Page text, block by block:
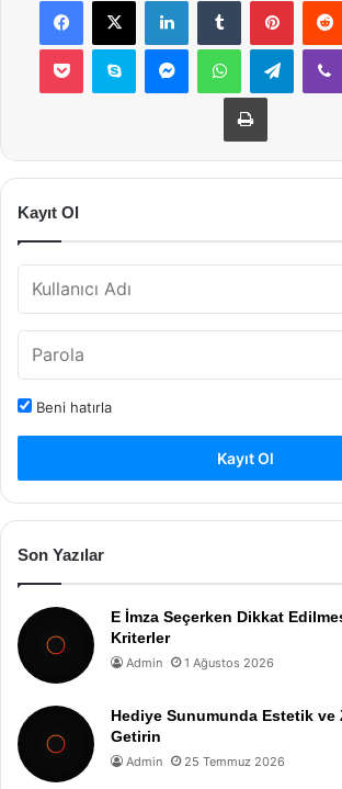
Pocket Skype MessengerWhatsApp
Yazdır
Kayıt Ol
Beni hatırla
Kayıt Ol
Son Yazılar
E İmza Seçerken Dikkat
Kriterler
Admin 1 Ağustos 2026
Hediye Sunumunda Estetik ve
Getirin
Admin 25 Temmuz 2026